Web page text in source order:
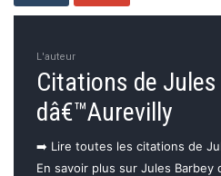
L'auteur
Citations de
dâ€™Aurevilly
➡️ Lire toutes les citations de
En savoir plus sur Jules Barbey